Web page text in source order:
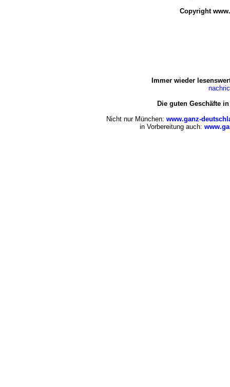
Copyright
Immer wieder
Die guten Geschäfte
Nicht nur München: www.ganz-
in Vorbereitung auch: